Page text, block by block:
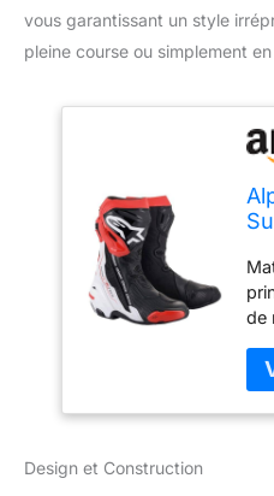
vous garantissant un style
pleine course ou simplement
45
de
Design et Construction